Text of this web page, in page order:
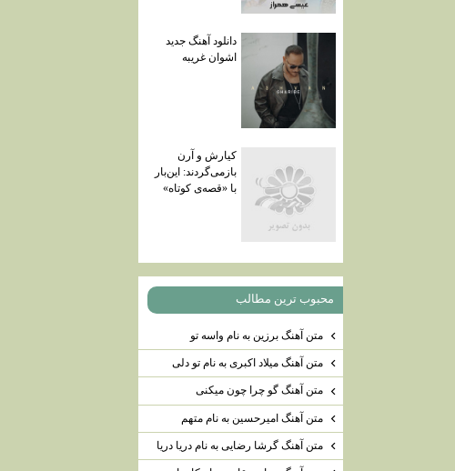
دانلود آهنگ جدید
اشوان غریبه
کیارش و آرن
بازمی‌گردند: این‌بار
با «قصه‌ی کوتاه»
محبوب ترين مطالب
متن آهنگ برزين به نام واسه تو
متن آهنگ میلاد اکبری به نام تو دلی
متن آهنگ گو چرا چون میکنی
متن آهنگ امیرحسین به نام متهم
متن آهنگ گرشا رضایی به نام دریا دریا